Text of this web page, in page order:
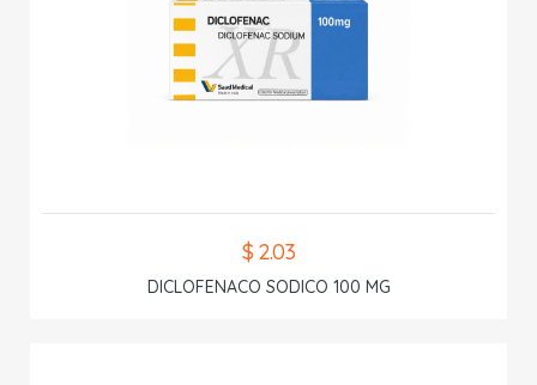
$ 2.03
DICLOFENACO SODICO 100 MG